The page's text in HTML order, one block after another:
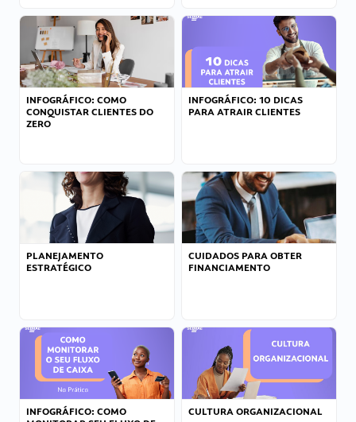
INFOGRÁFICO: COMO
CONQUISTAR CLIENTES DO
ZERO
INFOGRÁFICO: 10 DICAS
PARA ATRAIR CLIENTES
PLANEJAMENTO
ESTRATÉGICO
CUIDADOS PARA OBTER
FINANCIAMENTO
INFOGRÁFICO: COMO
CULTURA ORGANIZACIONAL